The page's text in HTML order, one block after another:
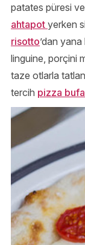
patates püresi
ahtapot yerken
risotto’dan
linguine, porçini
taze otlarla
tercih pizza